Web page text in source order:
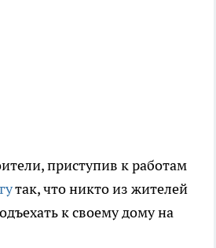
приступив к работам
так, что никто из жителей
к своему дому на